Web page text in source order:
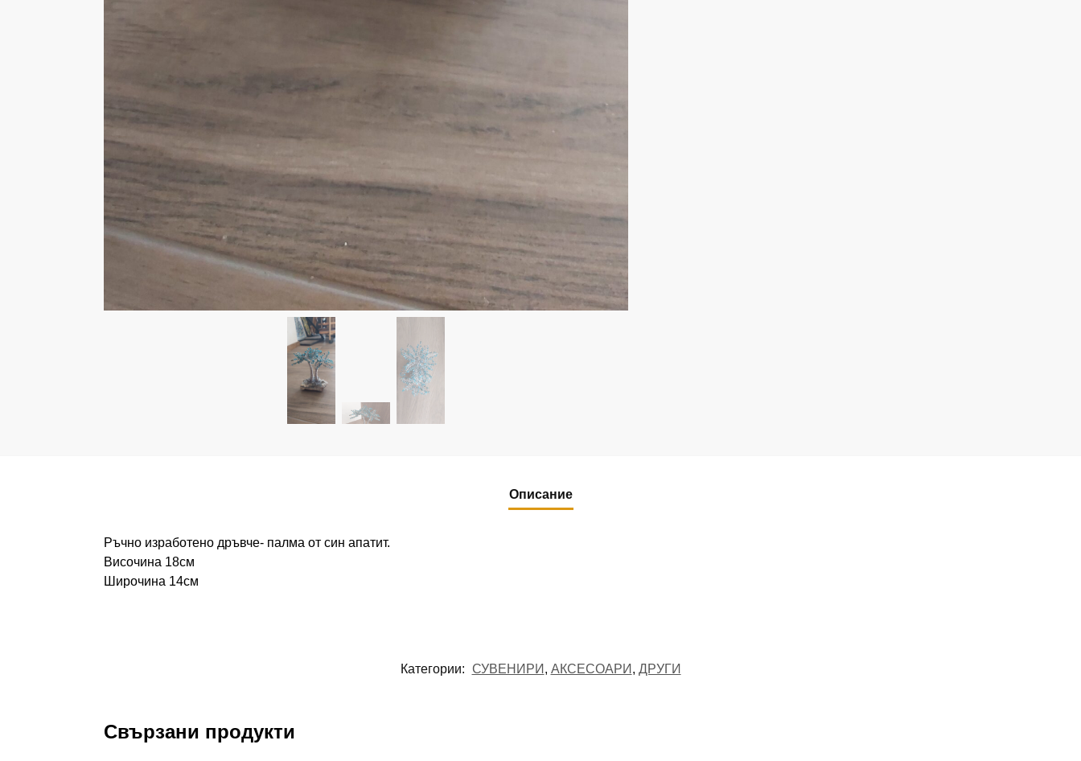
Описание
Ръчно изработено дръвче- палма от син апатит.
Височина 18см
Широчина 14см
Категории: СУВЕНИРИ , АКСЕСОАРИ , ДРУГИ
Свързани продукти